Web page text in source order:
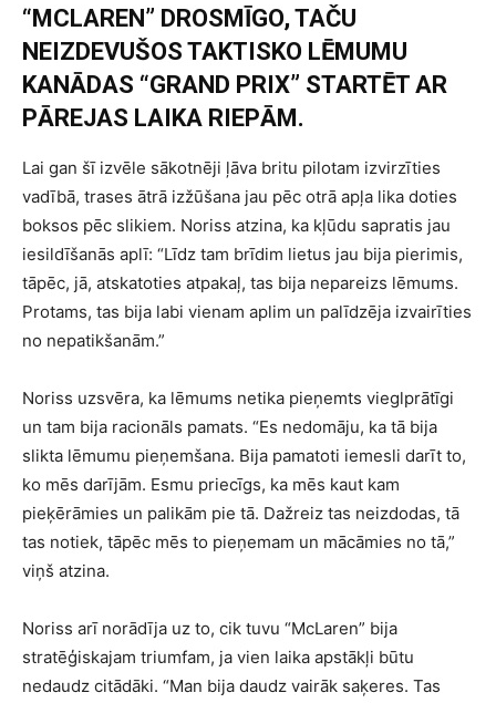
“MCLAREN” DROSMĪGO, TAČU
NEIZDEVUŠOS TAKTISKO LĒMUMU
KANĀDAS “GRAND PRIX” STARTĒT AR
PĀREJAS LAIKA RIEPĀM.
Lai gan šī izvēle sākotnēji ļāva britu pilotam izvirzīties
vadībā, trases ātrā izžūšana jau pēc otrā apļa lika doties
boksos pēc slikiem. Noriss atzina, ka kļūdu sapratis jau
iesildīšanās aplī: “Līdz tam brīdim lietus jau bija pierimis,
tāpēc, jā, atskatoties atpakaļ, tas bija nepareizs lēmums.
Protams, tas bija labi vienam aplim un palīdzēja izvairīties
no nepatikšanām.”
Noriss uzsvēra, ka lēmums netika pieņemts vieglprātīgi
un tam bija racionāls pamats. “Es nedomāju, ka tā bija
slikta lēmumu pieņemšana. Bija pamatoti iemesli darīt to,
ko mēs darījām. Esmu priecīgs, ka mēs kaut kam
pieķērāmies un palikām pie tā. Dažreiz tas neizdodas, tā
tas notiek, tāpēc mēs to pieņemam un mācāmies no tā,”
viņš atzina.
Noriss arī norādīja uz to, cik tuvu “McLaren” bija
stratēģiskajam triumfam, ja vien laika apstākļi būtu
nedaudz citādāki. “Man bija daudz vairāk saķeres. Tas